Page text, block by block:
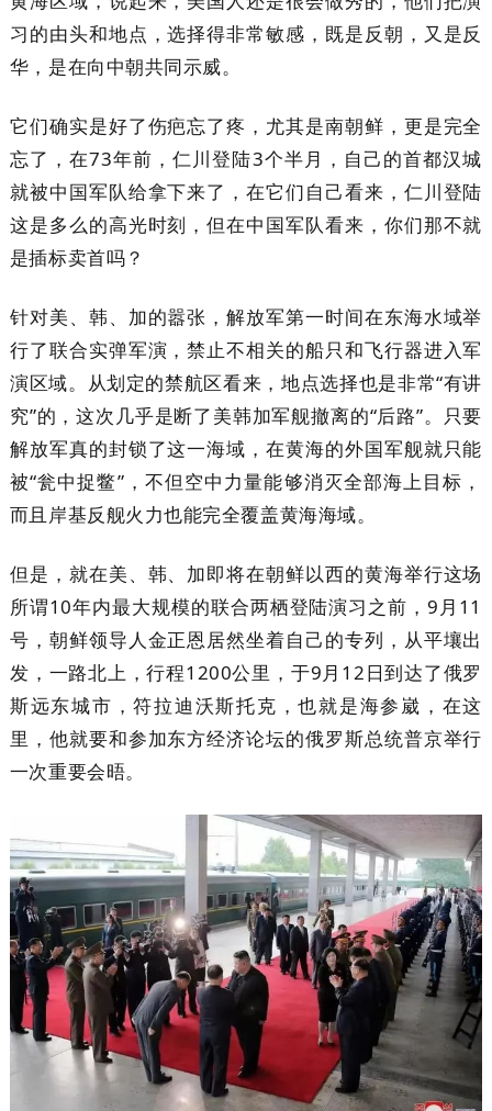
习的由头和地点，选择得非常敏感，既是反朝，又是反
华，是在向中朝共同示威。
它们确实是好了伤疤忘了疼，尤其是南朝鲜，更是完全
忘了，在73年前，仁川登陆3个半月，自己的首都汉城
就被中国军队给拿下来了，在它们自己看来，仁川登陆
这是多么的高光时刻，但在中国军队看来，你们那不就
是插标卖首吗？
针对美、韩、加的嚣张，解放军第一时间在东海水域举
行了联合实弹军演，禁止不相关的船只和飞行器进入军
演区域。从划定的禁航区看来，地点选择也是非常“有讲
究”的，这次几乎是断了美韩加军舰撤离的“后路”。只要
解放军真的封锁了这一海域，在黄海的外国军舰就只能
被“瓮中捉鳖”，不但空中力量能够消灭全部海上目标，
而且岸基反舰火力也能完全覆盖黄海海域。
但是，就在美、韩、加即将在朝鲜以西的黄海举行这场
所谓10年内最大规模的联合两栖登陆演习之前，9月11
号，朝鲜领导人金正恩居然坐着自己的专列，从平壤出
发，一路北上，行程1200公里，于9月12日到达了俄罗
斯远东城市，符拉迪沃斯托克，也就是海参崴，在这
里，他就要和参加东方经济论坛的俄罗斯总统普京举行
一次重要会晤。